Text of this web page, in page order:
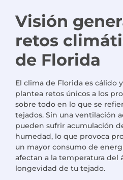
Visión
retos
de Florida
El clima de Florida es cálido
plantea retos únicos a los
sobre todo en lo que se
tejados. Sin una ventilación
pueden sufrir acumulación
humedad, lo que provoca
un mayor consumo de
afectan a la temperatura del
longevidad de tu tejado.